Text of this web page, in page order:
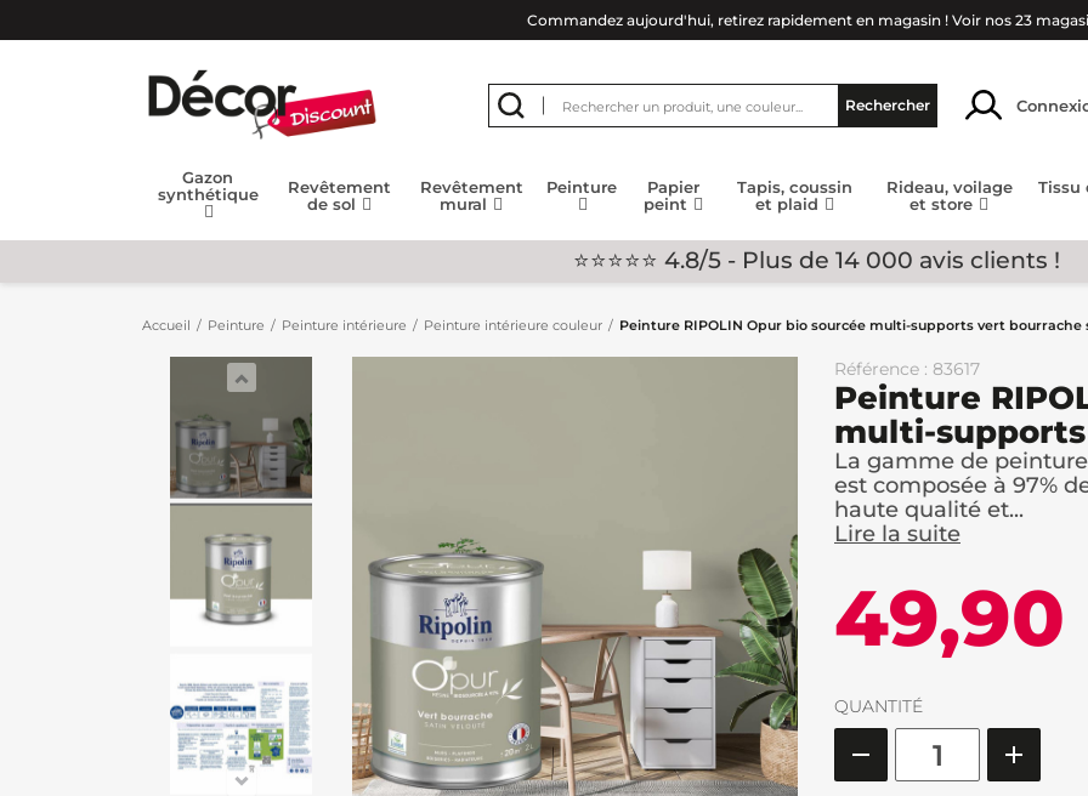
Commandez aujourd'hui, retirez rapidement en magasin ! Voir nos 23
Rechercher
Gazon
synthétique
Revêtement
de sol
Revêtement
mural
Peinture
Papier
peint
Tapis, coussin
et plaid
Rideau, voilage
et store
Tissu
⭐⭐⭐⭐⭐ 4.8/5 - Plus de 14 000 avis clients !
Accueil Peinture Peinture intérieure Peinture intérieure couleur Peinture RIPOLIN Opur bio sourcée multi-supports vert bourrache
Référence : 83617
Peinture
multi-
La gamme de
est composée à 97%
haute qualité et...
Lire la suite
QUANTITÉ